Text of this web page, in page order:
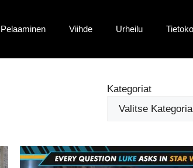
Pelaaminen Viihde Urheilu
Kategoriat